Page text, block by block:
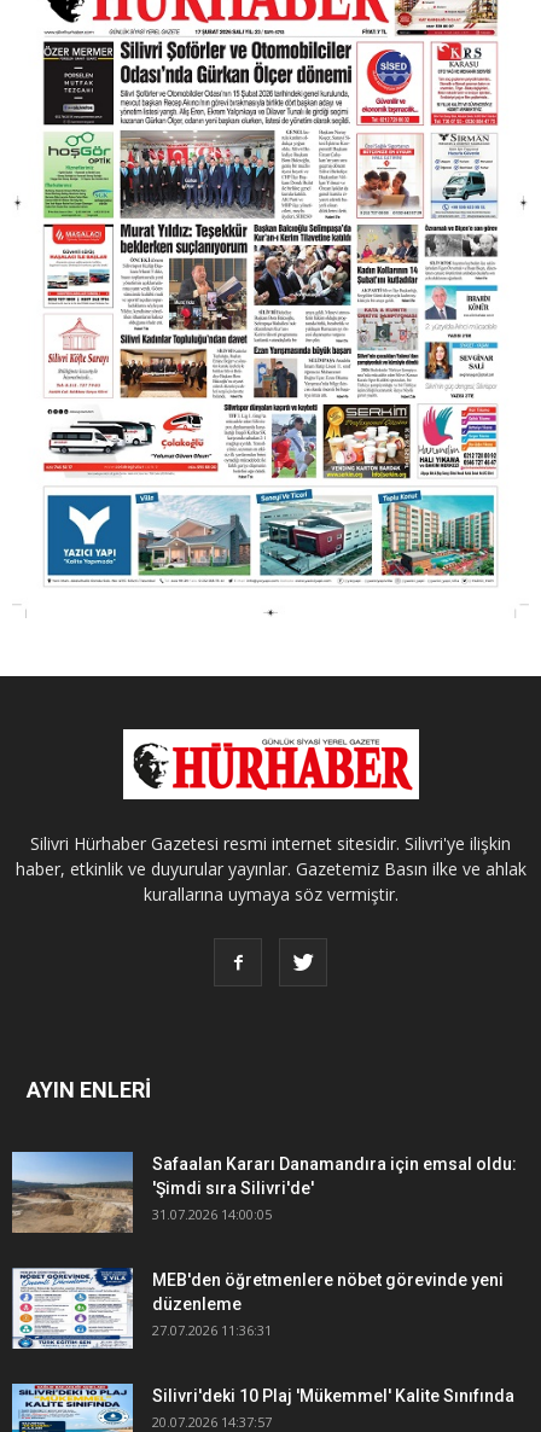
Silivri Hürhaber Gazetesi resmi internet sitesidir. Silivri'ye ilişkin
haber, etkinlik ve duyurular yayınlar. Gazetemiz Basın ilke ve ahlak
kurallarına uymaya söz vermiştir.
AYIN ENLERİ
Safaalan Kararı Danamandıra için emsal oldu:
'Şimdi sıra Silivri'de'
31.07.2026 14:00:05
MEB'den öğretmenlere nöbet görevinde yeni
düzenleme
27.07.2026 11:36:31
Silivri'deki 10 Plaj 'Mükemmel' Kalite Sınıfında
20.07.2026 14:37:57